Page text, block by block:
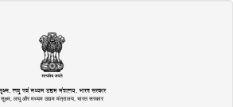
सूक्ष्म, लघु और मध्यम उद्यम मंत्रालय, भारत सरकार